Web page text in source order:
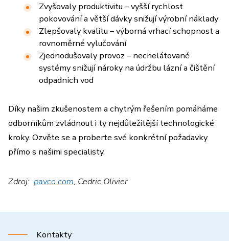
Zvyšovaly produktivitu – vyšší rychlost
pokovování a větší dávky snižují výrobní náklady
Zlepšovaly kvalitu – výborná vrhací schopnost a
rovnoměrné vylučování
Zjednodušovaly provoz – nechelátované
systémy snižují nároky na údržbu lázní a čištění
odpadních vod
Díky našim zkušenostem a chytrým řešením pomáháme
odborníkům zvládnout i ty nejdůležitější technologické
kroky. Ozvěte se a proberte své konkrétní požadavky
přímo s našimi specialisty.
Zdroj: pavco.com, Cedric Olivier
Kontakty